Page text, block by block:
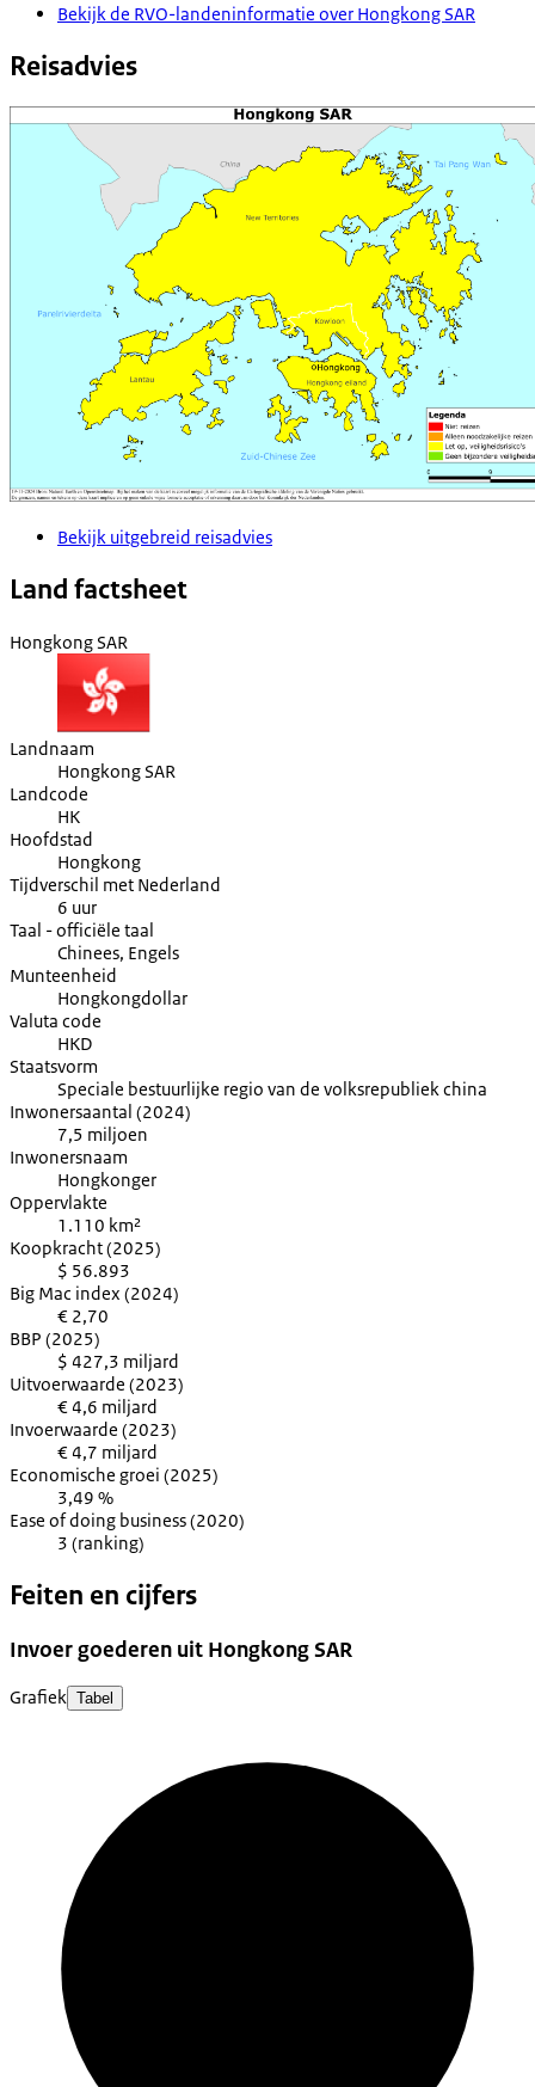
Bekijk de RVO-landeninformatie over Hongkong SAR
Reisadvies
Bekijk uitgebreid reisadvies
Land factsheet
Hongkong SAR
Landnaam
Hongkong SAR
Landcode
HK
Hoofdstad
Hongkong
Tijdverschil met Nederland
6 uur
Taal - officiële taal
Chinees, Engels
Munteenheid
Hongkongdollar
Valuta code
HKD
Staatsvorm
Speciale bestuurlijke regio van de volksrepubliek china
Inwonersaantal (2024)
7,5 miljoen
Inwonersnaam
Hongkonger
Oppervlakte
1.110 km²
Koopkracht (2025)
$ 56.893
Big Mac index (2024)
€ 2,70
BBP (2025)
$ 427,3 miljard
Uitvoerwaarde (2023)
€ 4,6 miljard
Invoerwaarde (2023)
€ 4,7 miljard
Economische groei (2025)
3,49 %
Ease of doing business (2020)
3 (ranking)
Feiten en cijfers
Invoer goederen uit Hongkong SAR
Grafiek Tabel